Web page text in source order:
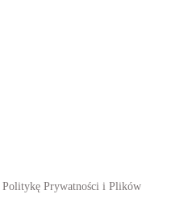
Politykę Prywatności i Plików